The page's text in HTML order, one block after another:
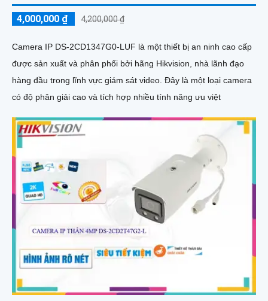
4,000,000 ₫ 4,200,000 ₫
Camera IP DS-2CD1347G0-LUF là một thiết bị an ninh cao cấp
được sản xuất và phân phối bởi hãng Hikvision, nhà lãnh đạo
hàng đầu trong lĩnh vực giám sát video. Đây là một loại camera
có độ phân giải cao và tích hợp nhiều tính năng ưu việt